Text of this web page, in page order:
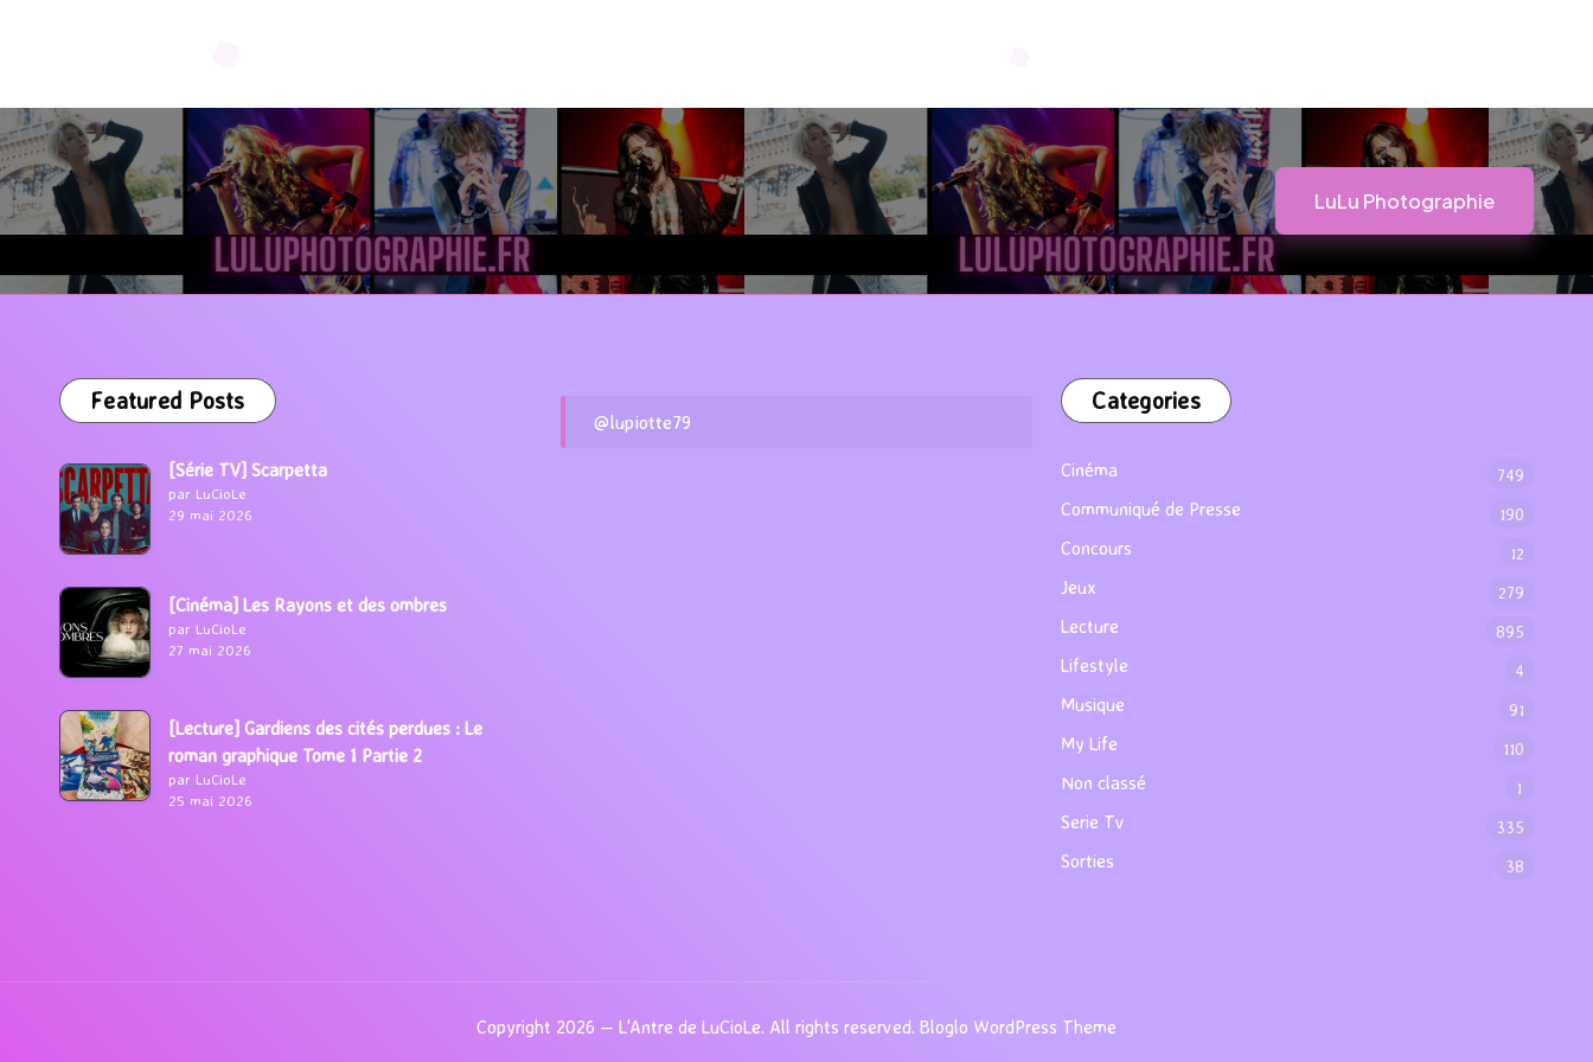
LuLu Photographie
Featured Posts
[Série TV] Scarpetta
par LuCioLe
29 mai 2026
[Cinéma] Les Rayons et des ombres
par LuCioLe
27 mai 2026
[Lecture] Gardiens des cités perdues : Le
roman graphique Tome 1 Partie 2
par LuCioLe
25 mai 2026
@lupiotte79
Categories
Cinéma 749
Communiqué de Presse 190
Concours 12
Jeux 279
Lecture 895
Lifestyle 4
Musique 91
My Life 110
Non classé 1
Serie Tv 335
Sorties 38
Copyright 2026 — L'Antre de LuCioLe. All rights reserved. Bloglo WordPress Theme